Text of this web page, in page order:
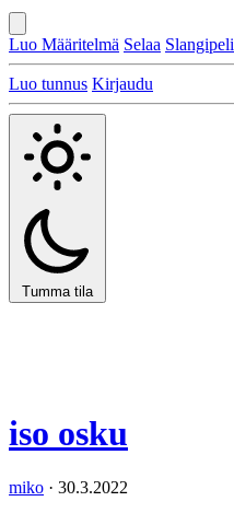
Luo Määritelmä Selaa Slangipeli
Luo tunnus Kirjaudu
Tumma tila
iso osku
miko · 30.3.2022